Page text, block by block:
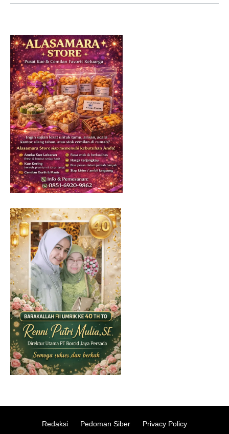
Redaksi Pedoman Siber Privacy Policy